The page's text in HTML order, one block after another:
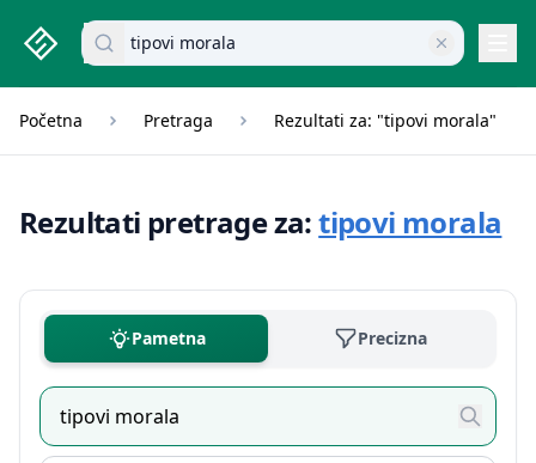
studenti.rs home page
Pretraži dokumente
Početna Pretraga Rezultati za: "tipovi morala"
Rezultati pretrage za:tipovi morala
Pametna Precizna